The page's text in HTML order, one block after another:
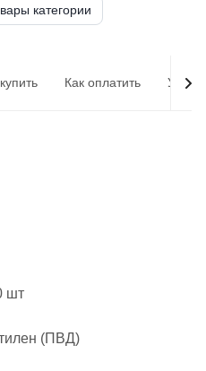
категории
Как оплатить
шт
(ПВД)